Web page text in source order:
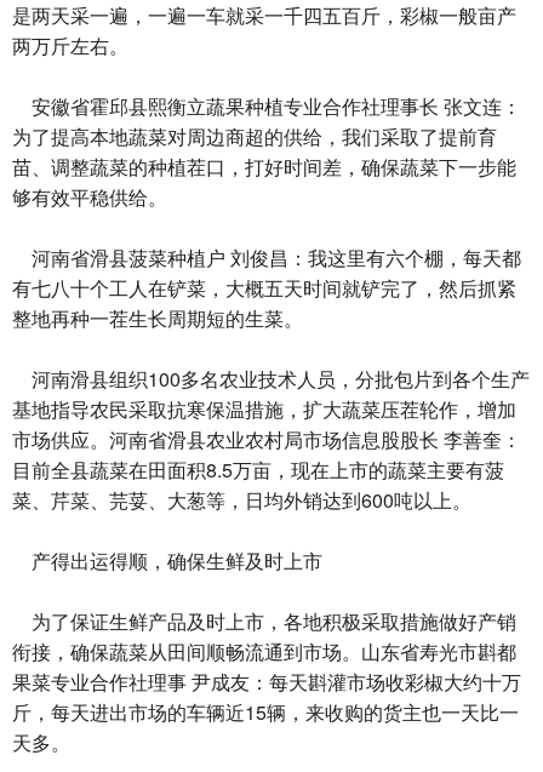
是两天采一遍，一遍一车就采一千四五百斤，彩椒一般亩产
两万斤左右。
安徽省霍邱县熙衡立蔬果种植专业合作社理事长 张文连：
为了提高本地蔬菜对周边商超的供给，我们采取了提前育
苗、调整蔬菜的种植茬口，打好时间差，确保蔬菜下一步能
够有效平稳供给。
河南省滑县菠菜种植户 刘俊昌：我这里有六个棚，每天都
有七八十个工人在铲菜，大概五天时间就铲完了，然后抓紧
整地再种一茬生长周期短的生菜。
河南滑县组织100多名农业技术人员，分批包片到各个生产
基地指导农民采取抗寒保温措施，扩大蔬菜压茬轮作，增加
市场供应。河南省滑县农业农村局市场信息股股长 李善奎：
目前全县蔬菜在田面积8.5万亩，现在上市的蔬菜主要有菠
菜、芹菜、芫荽、大葱等，日均外销达到600吨以上。
产得出运得顺，确保生鲜及时上市
为了保证生鲜产品及时上市，各地积极采取措施做好产销
衔接，确保蔬菜从田间顺畅流通到市场。山东省寿光市斟都
果菜专业合作社理事 尹成友：每天斟灌市场收彩椒大约十万
斤，每天进出市场的车辆近15辆，来收购的货主也一天比一
天多。